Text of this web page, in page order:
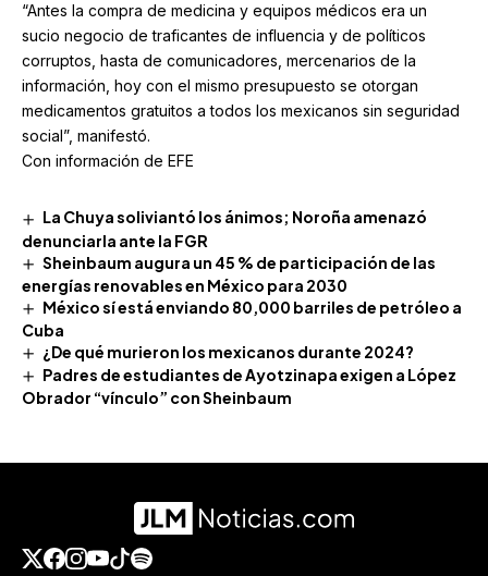
“Antes la compra de medicina y equipos médicos era un
sucio negocio de traficantes de influencia y de políticos
corruptos, hasta de comunicadores, mercenarios de la
información, hoy con el mismo presupuesto se otorgan
medicamentos gratuitos a todos los mexicanos sin seguridad
social”, manifestó.
Con información de EFE
La Chuya soliviantó los ánimos; Noroña amenazó
denunciarla ante la FGR
Sheinbaum augura un 45 % de participación de las
energías renovables en México para 2030
México sí está enviando 80,000 barriles de petróleo a
Cuba
¿De qué murieron los mexicanos durante 2024?
Padres de estudiantes de Ayotzinapa exigen a López
Obrador “vínculo” con Sheinbaum